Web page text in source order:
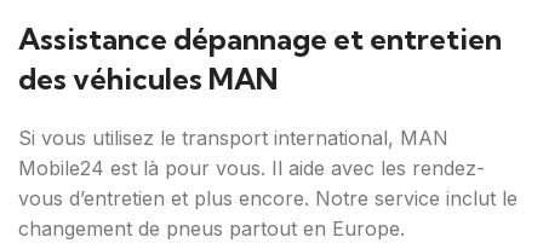
Assistance dépannage et entretien
des véhicules MAN
Si vous utilisez le transport international, MAN
Mobile24 est là pour vous. Il aide avec les rendez-
vous d’entretien et plus encore. Notre service inclut le
changement de pneus partout en Europe.